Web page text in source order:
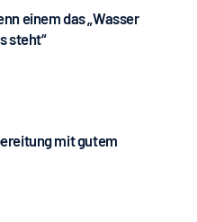
einem das „Wasser
steht“
mit gutem